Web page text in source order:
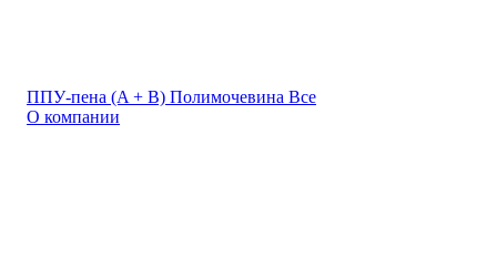
ППУ-пена (A + B) Полимочевина Все
О компании